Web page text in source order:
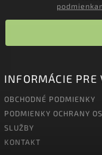
INFORMÁCIE PRE
OBCHODNÉ PODMIENKY
PODMIENKY OCHRANY
SLUŽBY
KONTAKT